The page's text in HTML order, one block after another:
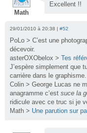
Math
Excellent !!
29/01/2010 à 20:38 | #52
PoLo > C’est une
décevoir.
asterOXObelox > Tes
J’espère simplement que
carrière dans le graphisme.
Colin > George Lucas ne
anagramme c’est suce la
ridicule avec ce truc si je
Math > Une parution sur